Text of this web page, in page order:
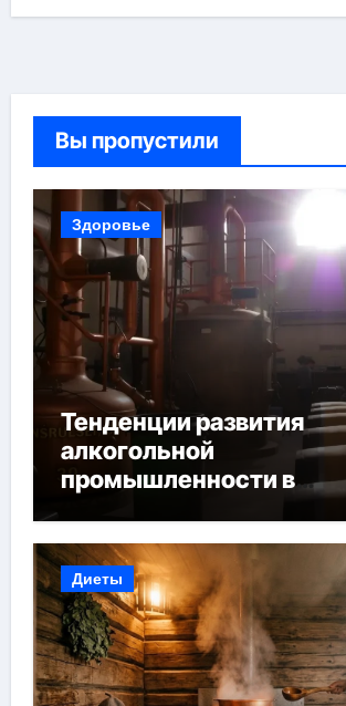
Вы пропустили
Здоровье
Тенденции развития
алкогольной
промышленности в
Диеты